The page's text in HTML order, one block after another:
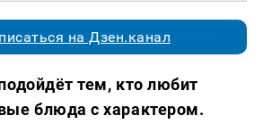
на Дзен.канал
тем, кто любит
блюда с характером.